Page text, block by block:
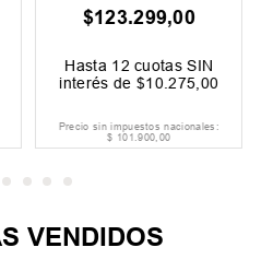
$123.299,00
Hasta 12 cuotas SIN
interés de $10 .275 00
Precio sin impuestos nacionales:
$ 101.900,00
VENDIDOS